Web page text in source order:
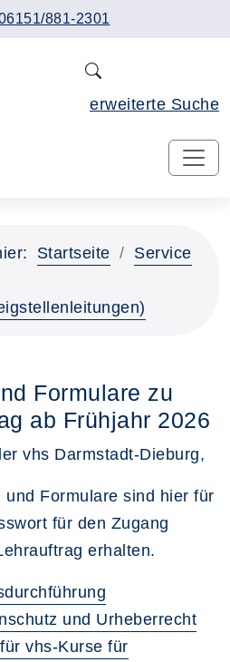
881-2301
erweiterte Suche
anspringen
Startseite
Service
Formulare zu
ab Frühjahr 2026
vhs Darmstadt-Dieburg,
Formulare sind hier für
für den Zugang
erhalten.
und Urheberrecht
vhs-Kurse für